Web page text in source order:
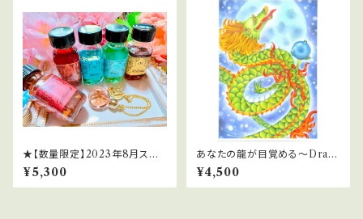
★【数量限定】2023年8月スー
パームーン＆ブルームーンのミ
ラクル引き寄せセット
¥5,300
あなたの龍が目覚める～Drag
on Arise～セッション
¥4,500